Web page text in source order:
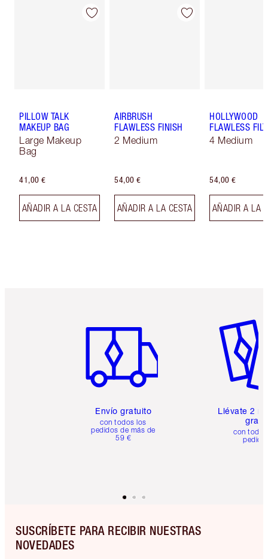
PILLOW TALK
MAKEUP BAG
Large Makeup
Bag
41,00 €
AÑADIR A LA CESTA
AIRBRUSH
FLAWLESS FINISH
2 Medium
54,00 €
AÑADIR A LA CESTA
HOLLYWOOD
FLAWLESS
4 Medium
54,00 €
AÑADIR A LA
Envío gratuito
con todos los
pedidos de más de
59 €
Llévate 2
gratis
con
SUSCRÍBETE PARA RECIBIR NUESTRAS
NOVEDADES